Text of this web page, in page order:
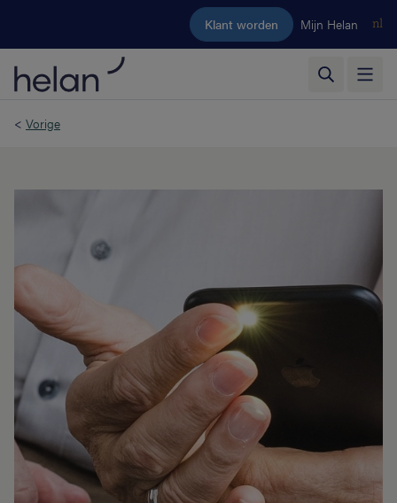
Ga naar de hoofdinhoud
Klant worden Mijn Helan nl
< Vorige